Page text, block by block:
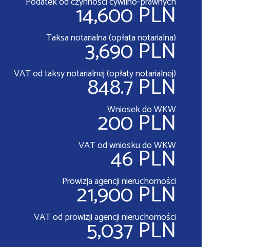
14,600 PLN
Taksa notarialna (opłata notarialna)
3,690 PLN
VAT od taksy notarialnej (opłaty notarialnej)
848.7 PLN
Wniosek do WKW
200 PLN
VAT od wniosku do WKW
46 PLN
Prowizja agencji nieruchomości
21,900 PLN
VAT od prowizji agencji nieruchomości
5,037 PLN